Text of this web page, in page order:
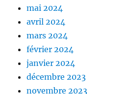
mai 2024
avril 2024
mars 2024
février 2024
janvier 2024
décembre 2023
novembre 2023